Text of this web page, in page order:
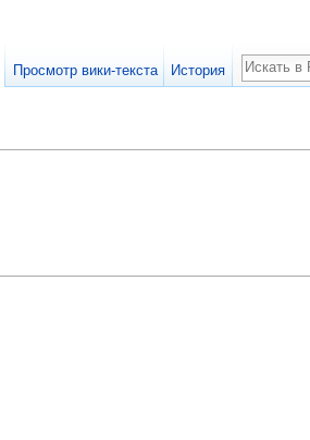
Просмотр вики-текста История
Поиск